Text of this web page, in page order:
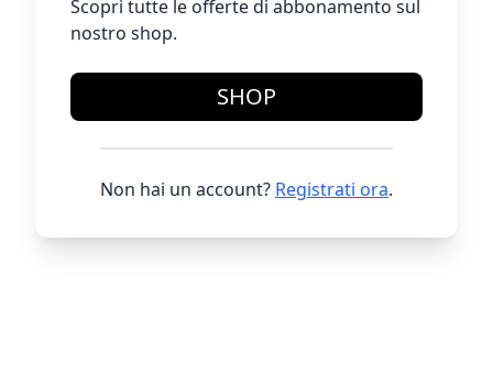
Scopri tutte le offerte di abbonamento sul
nostro shop.
SHOP
Non hai un account? Registrati ora.